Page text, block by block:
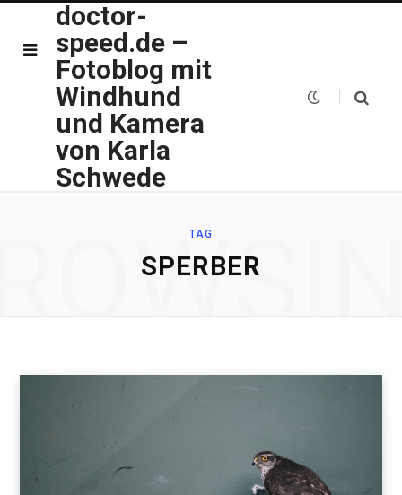
doctor-
speed.de –
Fotoblog mit
Windhund
und Kamera
von Karla
Schwede
TAG
SPERBER